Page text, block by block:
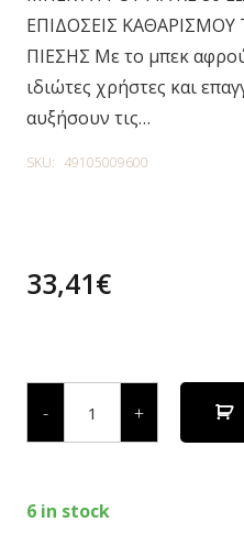
ΕΠΙΔΟΣΕΙΣ
ΠΙΕΣΗΣ Με το μπεκ
ιδιώτες χρήστες και
αυξήσουν τις…
SKU: 49105009600
33,41€
-
ΜΠΕΚ
ΑΦΡΟΥ
RE
143
+
6 in stock